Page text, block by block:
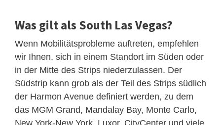
Was gilt als South Las Vegas?
Wenn Mobilitätsprobleme auftreten, empfehlen
wir Ihnen, sich in einem Standort im Süden oder
in der Mitte des Strips niederzulassen. Der
Südstrip kann grob als der Teil des Strips südlich
der Harmon Avenue definiert werden, zu dem
das MGM Grand, Mandalay Bay, Monte Carlo,
New York-New York, Luxor, CityCenter und viele